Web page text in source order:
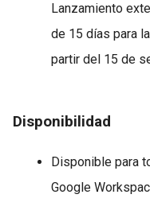
Lanzamiento
de 15 días para
partir del 15 de
Disponibilidad
Disponible para
Google